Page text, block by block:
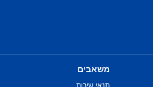
משאבים
תנאי שירות